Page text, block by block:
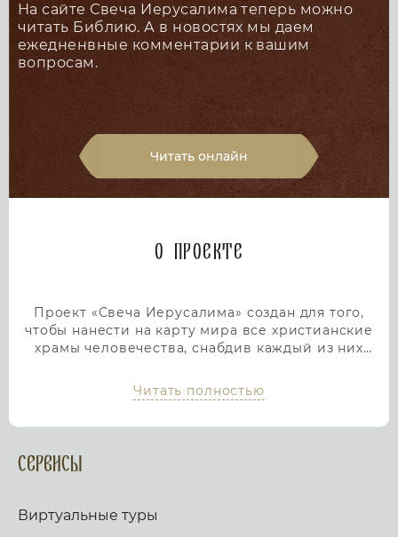
На сайте Свеча Иерусалима теперь можно
читать Библию. А в новостях мы даем
ежедненвные комментарии к вашим
вопросам.
Читать онлайн
О проекте
Проект «Свеча Иерусалима» создан для того,
чтобы нанести на карту мира все христианские
храмы человечества, снабдив каждый из них
мы дадим людям возможность посетить любой
храм или дольмен не выходя из дома, просто
помощь в возжжения свечей за здравие и
упокой в христианских храмах Иерусалима и
вопросом. Письма помещаются в Стену Плача,
Читать полностью
Сервисы
Виртуальные туры